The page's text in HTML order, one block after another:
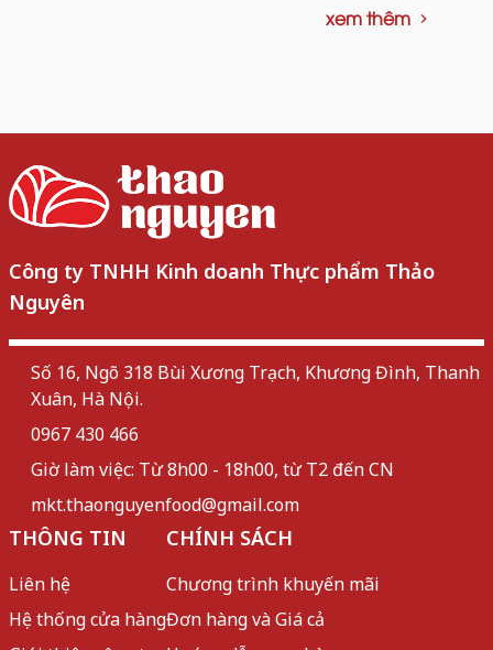
xem thêm
Công ty TNHH Kinh doanh Thực phẩm Thảo
Nguyên
Số 16, Ngõ 318 Bùi Xương Trạch, Khương Đình, Thanh
Xuân, Hà Nội.
0967 430 466
Giờ làm việc: Từ 8h00 - 18h00, từ T2 đến CN
mkt.thaonguyenfood@gmail.com
THÔNG TIN
Liên hệ
Hệ thống cửa hàng
CHÍNH SÁCH
Chương trình khuyến mãi
Đơn hàng và Giá cả